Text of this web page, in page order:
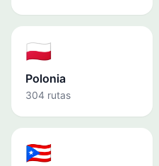
🇵🇱
Polonia
304 rutas
🇵🇷